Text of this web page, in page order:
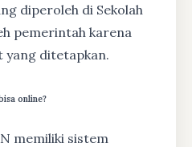
diperoleh di Sekolah
pemerintah karena
yang ditetapkan.
online?
memiliki sistem